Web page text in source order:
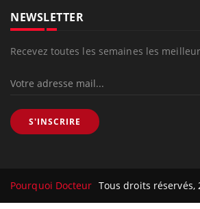
NEWSLETTER
Recevez toutes les semaines les
S'INSCRIRE
Pourquoi Docteur Tous droits réservés,